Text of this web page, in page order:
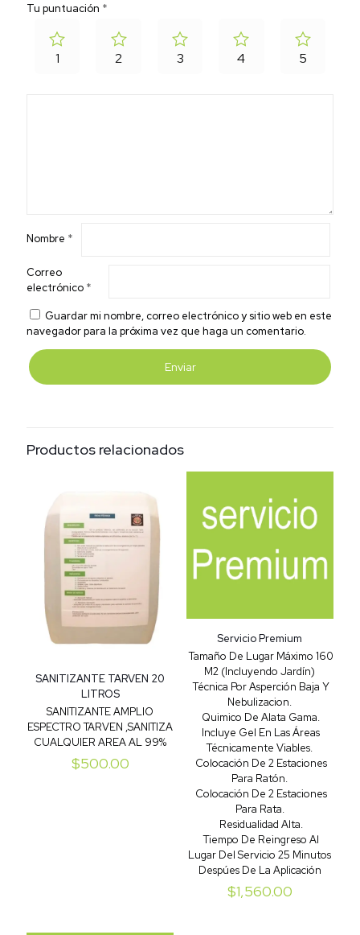
Tu puntuación *
1 2 3 4 5
Nombre *
Correo
electrónico *
Guardar mi nombre, correo electrónico y sitio web en este
navegador para la próxima vez que haga un comentario.
Productos relacionados
SANITIZANTE TARVEN 20
LITROS
SANITIZANTE AMPLIO
ESPECTRO TARVEN ,SANITIZA
CUALQUIER AREA AL 99%
$500.00
Servicio Premium
Tamaño De Lugar Máximo 160
M2 (Incluyendo Jardín)
Técnica Por Asperción Baja Y
Nebulizacion.
Quimico De Alata Gama.
Incluye Gel En Las Áreas
Técnicamente Viables.
Colocación De 2 Estaciones
Para Ratón.
Colocación De 2 Estaciones
Para Rata.
Residualidad Alta.
Tiempo De Reingreso Al
Lugar Del Servicio 25 Minutos
Despúes De La Aplicación
$1,560.00